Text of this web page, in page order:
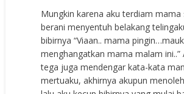
Mungkin karena aku terdiam mama
berani menyentuh belakang
bibirnya “Viaan.. mama
menghangatkan mama malam ini..”
tega juga mendengar kata-kata
mertuaku, akhirnya akupun